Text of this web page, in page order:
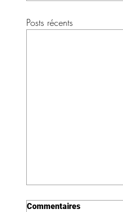
Posts récents
Commentaires